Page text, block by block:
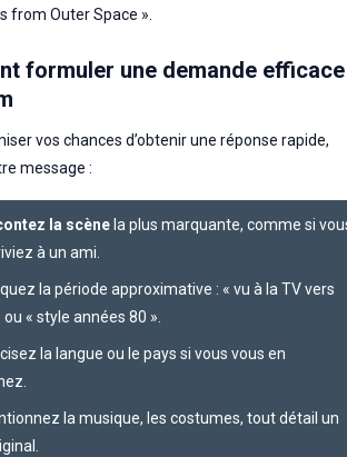
from Outer Space ».
formuler une demande
vos chances d’obtenir une réponse rapide,
message :
la scènela plus marquante, comme si
à un ami.
la période approximative : « vu à la TV vers
ou « style années 80 ».
la langue ou le pays si vous vous en
la musique, les costumes, tout détail un